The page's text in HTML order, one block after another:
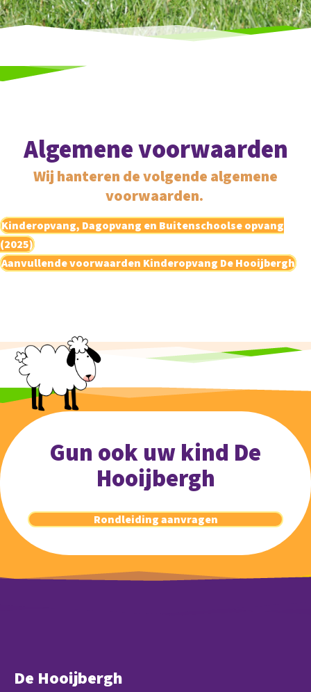
Algemene voorwaarden
Wij hanteren de volgende algemene
voorwaarden.
Kinderopvang, Dagopvang en Buitenschoolse opvang
(2025)
Aanvullende voorwaarden Kinderopvang De Hooijbergh
Gun ook uw kind De
Hooijbergh
Rondleiding aanvragen
De Hooijbergh